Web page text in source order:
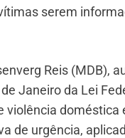
serem
Reis (MDB),
Janeiro da Lei
violência
de urgência,